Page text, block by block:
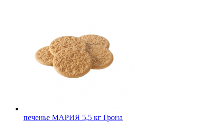
печенье МАРИЯ 5,5 кг Грона